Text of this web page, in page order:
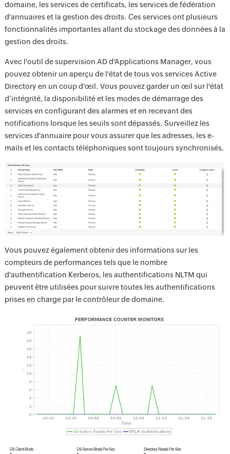
domaine, les services de certificats, les services de fédération
d'annuaires et la gestion des droits. Ces services ont plusieurs
fonctionnalités importantes allant du stockage des données à la
gestion des droits.
Avec l'outil de supervision AD ​​d'Applications Manager, vous
pouvez obtenir un aperçu de l'état de tous vos services Active
Directory en un coup d'œil. Vous pouvez garder un œil sur l'état
d’intégrité, la disponibilité et les modes de démarrage des
services en configurant des alarmes et en recevant des
notifications lorsque les seuils sont dépassés. Surveillez les
services d'annuaire pour vous assurer que les adresses, les e-
mails et les contacts téléphoniques sont toujours synchronisés.
Vous pouvez également obtenir des informations sur les
compteurs de performances tels que le nombre
d'authentification Kerberos, les authentifications NLTM qui
peuvent être utilisées pour suivre toutes les authentifications
prises en charge par le contrôleur de domaine.